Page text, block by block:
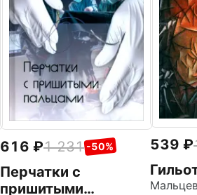
616 1 231 -50%
Перчатки с
пришитыми
539